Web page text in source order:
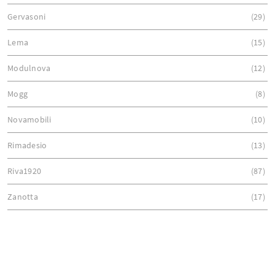
Gervasoni 29
Lema 15
Modulnova 12
Mogg 8
Novamobili 10
Rimadesio 13
Riva1920 87
Zanotta 17